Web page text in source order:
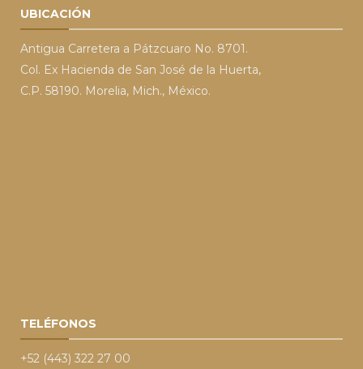
UBICACIÓN
Antigua Carretera a Pátzcuaro No. 8701.
Col. Ex Hacienda de San José de la Huerta,
C.P. 58190. Morelia, Mich., México.
TELÉFONOS
+52 (443) 322 27 00